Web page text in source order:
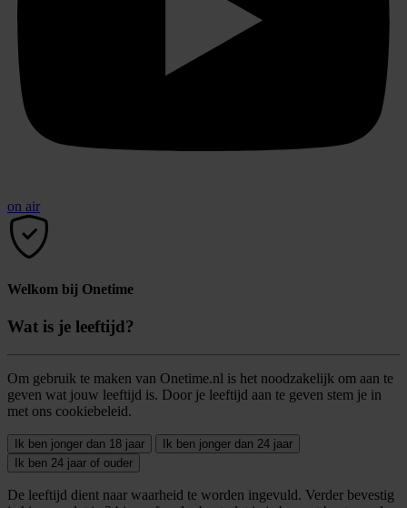
on air
Welkom bij Onetime
Wat is je leeftijd?
Om gebruik te maken van Onetime.nl is het noodzakelijk om aan te
geven wat jouw leeftijd is. Door je leeftijd aan te geven stem je in
met ons cookiebeleid.
Ik ben jonger dan 18 jaar
Ik ben jonger dan 24 jaar
Ik ben 24 jaar of ouder
De leeftijd dient naar waarheid te worden ingevuld. Verder bevestig